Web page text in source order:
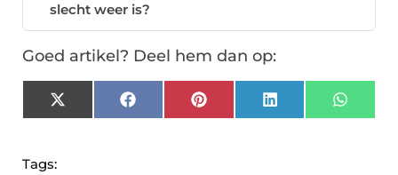
slecht weer is?
Goed artikel? Deel hem dan op:
X
(Twitter)
FacebookPinterest LinkedIn
Tags: